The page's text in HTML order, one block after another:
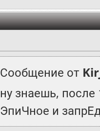
Сообщение от
ну знаешь, после
ЭпиЧное и